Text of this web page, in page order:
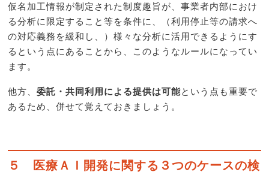
仮名加工情報が制定された制度趣旨が、事業者内部におけ
る分析に限定すること等を条件に、（利用停止等の請求へ
の対応義務を緩和し、）様々な分析に活用できるようにす
るという点にあることから、このようなルールになってい
ます。
他方、委託・共同利用による提供は可能という点も重要で
あるため、併せて覚えておきましょう。
５ 医療ＡＩ開発に関する３つのケースの検